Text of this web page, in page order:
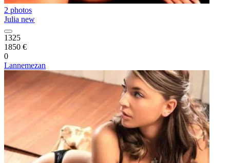
2 photos
Julia new
1325
1850 €
0
Lannemezan